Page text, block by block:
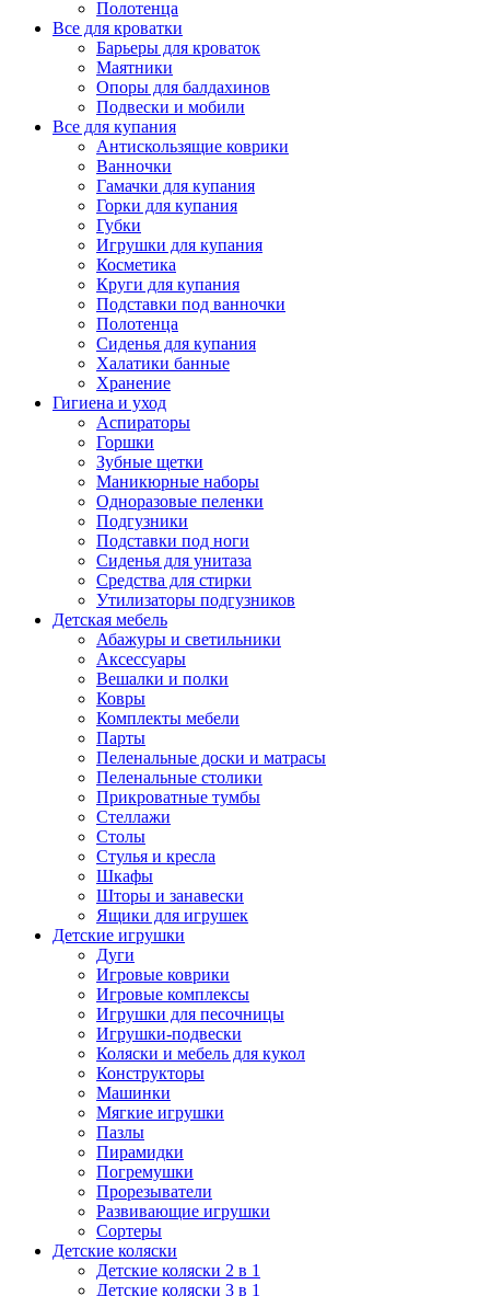
Полотенца
Все для кроватки
Барьеры для кроваток
Маятники
Опоры для балдахинов
Подвески и мобили
Все для купания
Антискользящие коврики
Ванночки
Гамачки для купания
Горки для купания
Губки
Игрушки для купания
Косметика
Круги для купания
Подставки под ванночки
Полотенца
Сиденья для купания
Халатики банные
Хранение
Гигиена и уход
Аспираторы
Горшки
Зубные щетки
Маникюрные наборы
Одноразовые пеленки
Подгузники
Подставки под ноги
Сиденья для унитаза
Средства для стирки
Утилизаторы подгузников
Детская мебель
Абажуры и светильники
Аксессуары
Вешалки и полки
Ковры
Комплекты мебели
Парты
Пеленальные доски и матрасы
Пеленальные столики
Прикроватные тумбы
Стеллажи
Столы
Стулья и кресла
Шкафы
Шторы и занавески
Ящики для игрушек
Детские игрушки
Дуги
Игровые коврики
Игровые комплексы
Игрушки для песочницы
Игрушки-подвески
Коляски и мебель для кукол
Конструкторы
Машинки
Мягкие игрушки
Пазлы
Пирамидки
Погремушки
Прорезыватели
Развивающие игрушки
Сортеры
Детские коляски
Детские коляски 2 в 1
Детские коляски 3 в 1